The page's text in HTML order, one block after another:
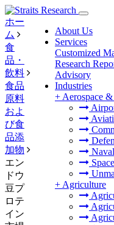
About Us
Services
Customized
Research
Advisory
Industries
+ Aerospace
+ Agriculture
ホー
ム
食
品・
飲料
食品
原料
およ
び食
品添
加物
エン
ドウ
豆プ
ロテ
イン